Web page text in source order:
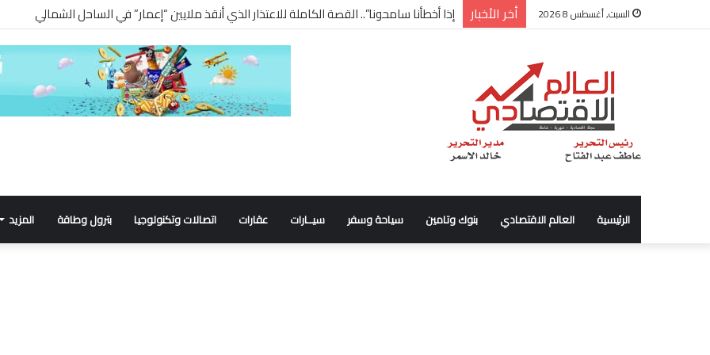
السبت, أغسطس 8 2026 أخر الأخبار شركة “Scope Developments” تعلن تولي أحمد كمال عيسى منصب الرئيس التنفيذي للقطاع التجاري
الرئيسية العالم الاقتصادي بنوك وتامين سياحة وسفر سيــارات عقارات اتصالات وتكنولوجيا بترول وطاقة المزيد